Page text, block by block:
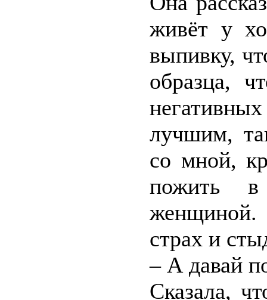
живёт у
выпивку,
образца,
лучшим,
со мной,
пожить
женщиной.
страх и
– А давай
Сказала,